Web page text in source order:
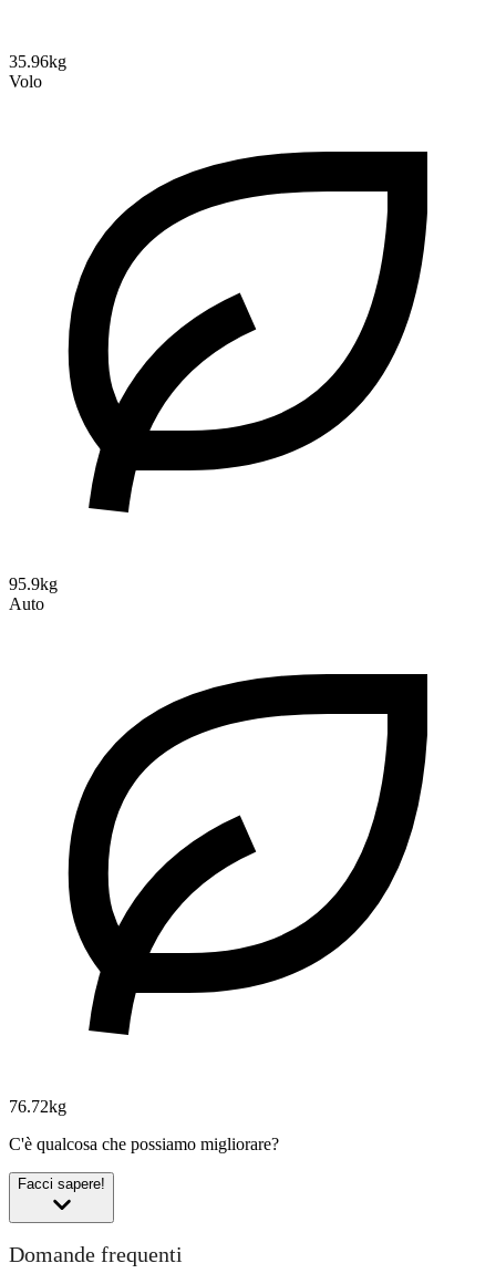
35.96kg
Volo
95.9kg
Auto
76.72kg
C'è qualcosa che possiamo migliorare?
Facci sapere!
Domande frequenti